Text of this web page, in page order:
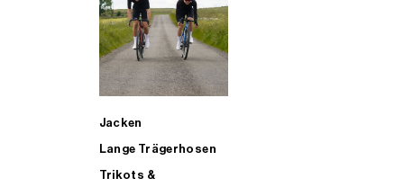
Jacken
Lange Trägerhosen
Trikots &
ALLE TRIATHLONARTIKEL FÜR MÄNNER KAUFEN